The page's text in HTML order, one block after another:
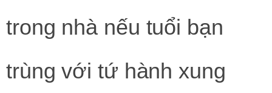
trong nhà nếu tuổi bạn
trùng với tứ hành xung